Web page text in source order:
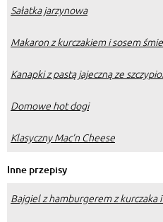
Sałatka jarzynowa
Makaron z kurczakiem i sosem
Kanapki z pastą jajeczną ze
Domowe hot dogi
Klasyczny Mac’n Cheese
Inne przepisy
Bajgiel z hamburgerem z kurczaka